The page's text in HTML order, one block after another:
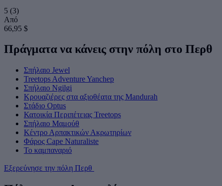
5 (3)
Από
66,95 $
Πράγματα να κάνεις στην πόλη στο Περθ
Σπήλαιο Jewel
Treetops Adventure Yanchep
Σπήλαιο Ngilgi
Κρουαζιέρες στα αξιοθέατα της Mandurah
Στάδιο Optus
Κατοικία Περιπέτειας Treetops
Σπήλαιο Μαμούθ
Κέντρο Αρπακτικών Ακρωτηρίων
Φάρος Cape Naturaliste
Το καμπαναριό
Εξερεύνησε την πόλη Περθ